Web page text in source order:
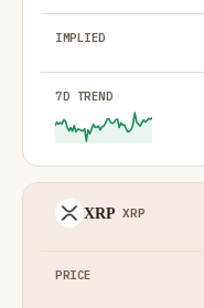
XRP XRP